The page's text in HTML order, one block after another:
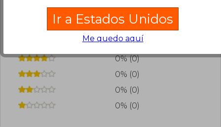
¿Leíste este libro? Inicia sesiónpara poder
agregar tu propia evaluación.
100% (2)
0% (0)
0% (0)
0% (0)
0% (0)
Ir a Estados Unidos
Me quedo aquí